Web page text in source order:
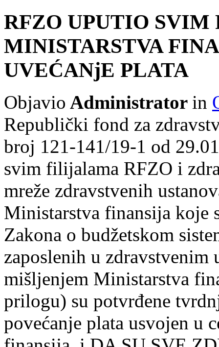
RFZO UPUTIO
MINISTARSTVA
UVEĆANјE PLATA
Objavio Administrator in
Republički fond za
broj 121-141/19-1 od
svim filijalama RFZO i
mreže zdravstvenih
Ministarstva finansija koje
Zakona o budžetskom
zaposlenih u zdravstvenim
mišlјenjem Ministarstva
prilogu) su potvrđene
povećanje plata usvojen u